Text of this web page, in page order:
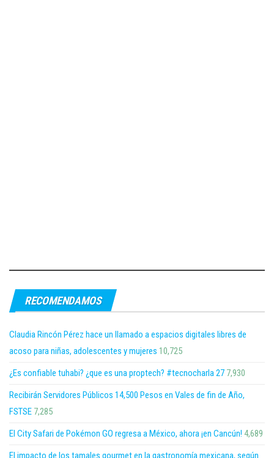
RECOMENDAMOS
Claudia Rincón Pérez hace un llamado a espacios digitales libres de
acoso para niñas, adolescentes y mujeres 10,725
¿Es confiable tuhabi? ¿que es una proptech? #tecnocharla 27 7,930
Recibirán Servidores Públicos 14,500 Pesos en Vales de fin de Año,
FSTSE 7,285
El City Safari de Pokémon GO regresa a México, ahora ¡en Cancún! 4,689